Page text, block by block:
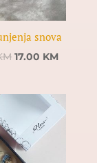
snova
Original
was:
22,024.00 KM.
17.00 KMCurrent
is:
17.00